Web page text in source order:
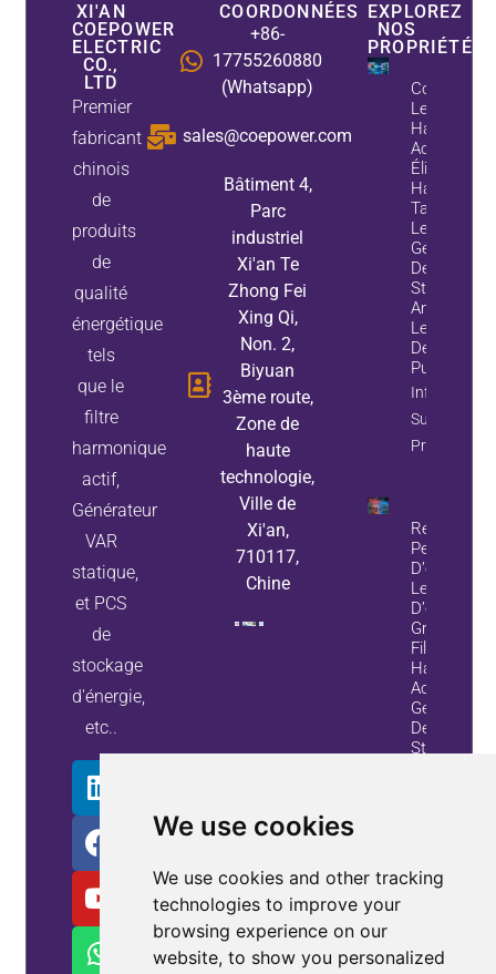
We use cookies
We use cookies and other tracking
technologies to improve your
browsing experience on our
website, to show you personalized
XI'AN
COEPOWER
ELECTRIC
CO.,
LTD
Premier
fabricant
chinois
de
produits
de
qualité
énergétique
tels
que le
filtre
harmonique
actif,
Générateur
VAR
statique,
et PCS
de
stockage
d'énergie,
etc..
COORDONNÉES
+86-
17755260880
(Whatsapp)
sales@coepower.com
Bâtiment 4,
Parc
industriel
Xi'an Te
Zhong Fei
Xing Qi,
Non. 2,
Biyuan
3ème route,
Zone de
haute
technologie,
Ville de
Xi'an,
710117,
Chine
EXPLOREZ
NOS
PROPRIÉTÉS
Comment
Les Filtres
Actifs
Éliminent
Tandis Que
Les
De
Statiques
Améliorent
Le Facteur
De
Puissance
Sur La
Propriété
Réduisez
Pertes
D’énergie
Les Pannes
Grâce Aux
Filtres
Actifs Et
De
Statiques